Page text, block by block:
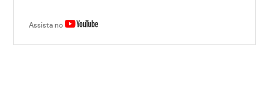
Assista no